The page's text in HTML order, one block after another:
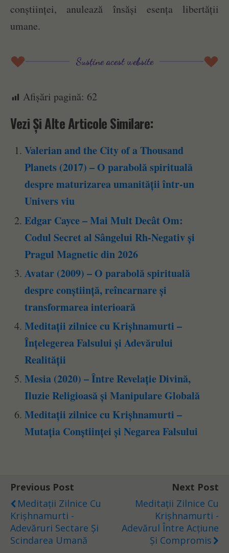
conștiinței, anulează însăși esența libertății
umane.
Susține acest website
Afișări pagină: 62
Vezi Și Alte Articole Similare:
Valerian and the City of a Thousand
Planets (2017) – O parabolă spirituală
despre maturizarea umanității într-un
Univers viu
Edgar Cayce – Mai Mult Decât Om:
Codul Secret al Sângelui Rh-Negativ și
Pragul Magnetic din 2026
Avatar (2009) – O parabolă spirituală
despre conștiință, reîncarnare și
transformarea interioară
Meditații zilnice cu Krișhnamurti –
Înțelegerea Falsului și Adevărului
Realității
Mesia (2020) – Între Revelație Divină,
Iluzie Religioasă și Manipulare Globală
Meditații zilnice cu Krișhnamurti –
Mutația Conștiinței și Negarea Falsului
Previous Post
Meditații Zilnice Cu
Krișhnamurti -
Adevăruri Sectare Și
Scindarea Umană
Next Post
Meditații Zilnice Cu
Krișhnamurti -
Adevărul Între Acțiune
Și Compromis